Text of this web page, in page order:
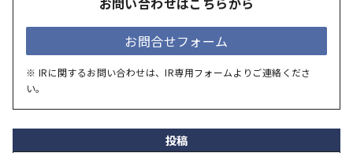
お問合せフォーム
※ IRに関するお問い合わせは、IR専用フォームよりご連絡くださ
い。
投稿